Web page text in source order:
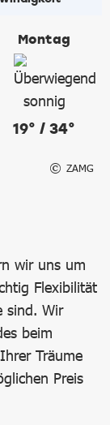
Montag
19° / 34°
ZAMG
wir uns um
Flexibilität
sind. Wir
beim
Träume
Preis